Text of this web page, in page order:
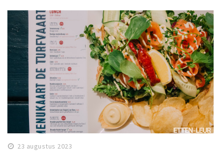
23 augustus 2023